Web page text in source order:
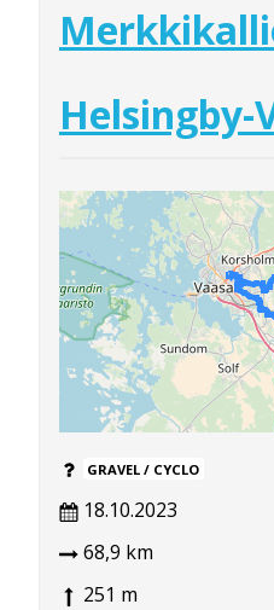
Helsingby-
GRAVEL / CYCLO
18.10.2023
68,9 km
251 m